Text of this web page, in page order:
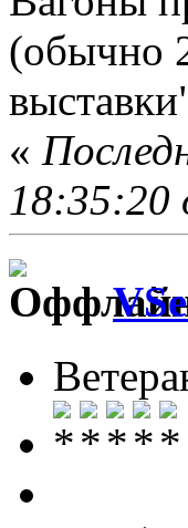
(обычно
«
18:35:20